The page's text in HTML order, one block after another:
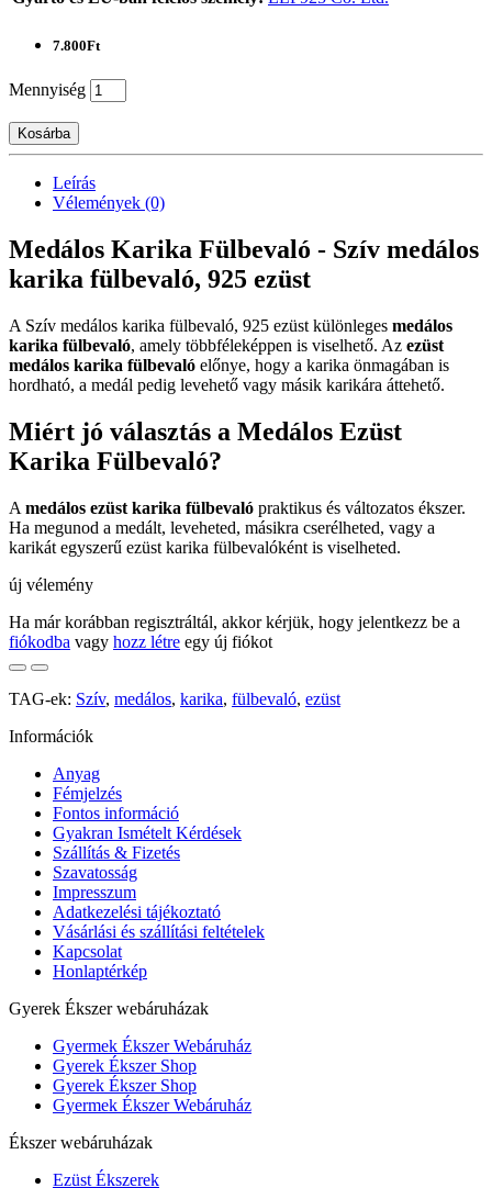
7.800Ft
Mennyiség
Kosárba
Leírás
Vélemények (0)
Medálos Karika Fülbevaló - Szív medálos
karika fülbevaló, 925 ezüst
A Szív medálos karika fülbevaló, 925 ezüst különleges medálos
karika fülbevaló, amely többféleképpen is viselhető. Az ezüst
medálos karika fülbevaló előnye, hogy a karika önmagában is
hordható, a medál pedig levehető vagy másik karikára áttehető.
Miért jó választás a Medálos Ezüst
Karika Fülbevaló?
A medálos ezüst karika fülbevaló praktikus és változatos ékszer.
Ha megunod a medált, leveheted, másikra cserélheted, vagy a
karikát egyszerű ezüst karika fülbevalóként is viselheted.
új vélemény
Ha már korábban regisztráltál, akkor kérjük, hogy jelentkezz be a
fiókodba vagy hozz létre egy új fiókot
TAG-ek: Szív, medálos, karika, fülbevaló, ezüst
Információk
Anyag
Fémjelzés
Fontos információ
Gyakran Ismételt Kérdések
Szállítás & Fizetés
Szavatosság
Impresszum
Adatkezelési tájékoztató
Vásárlási és szállítási feltételek
Kapcsolat
Honlaptérkép
Gyerek Ékszer webáruházak
Gyermek Ékszer Webáruház
Gyerek Ékszer Shop
Gyerek Ékszer Shop
Gyermek Ékszer Webáruház
Ékszer webáruházak
Ezüst Ékszerek